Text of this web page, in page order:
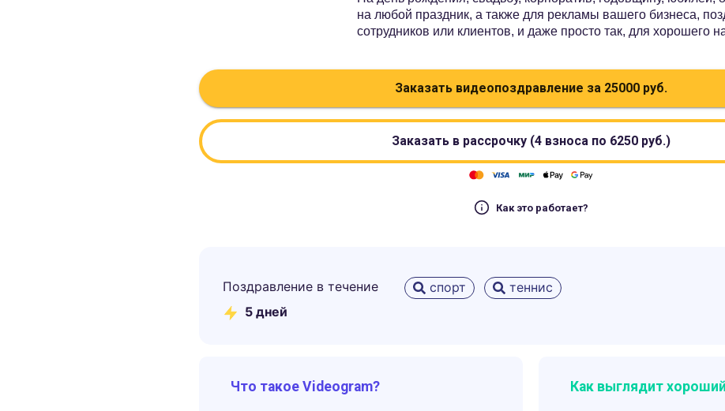
на любой праздник, а также для рекламы вашего бизнеса,
сотрудников или клиентов, и даже просто так, для хорошего
Заказать видеопоздравление за 25000руб.
Заказать в рассрочку (4 взноса по 6250руб.)
Как это работает?
Поздравление в течение
5 дней
спорт теннис
Что такое Videogram? Как выглядит